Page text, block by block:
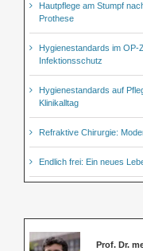
Hautpflege am Stumpf
Prothese
Hygienestandards im OP-
Infektionsschutz
Hygienestandards auf
Klinikalltag
Refraktive Chirurgie:
Endlich frei: Ein neues
Prof. Dr.